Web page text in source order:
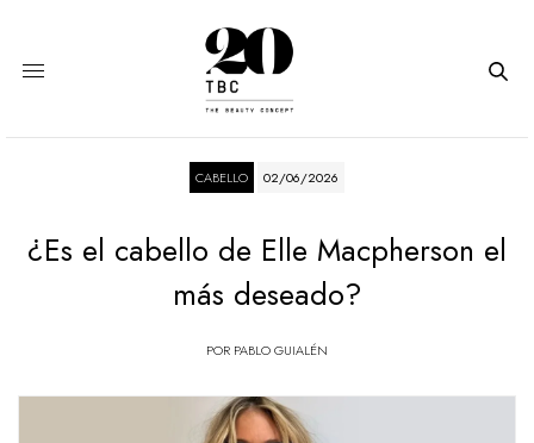
CABELLO 02/06/2026
¿Es el cabello de Elle Macpherson el
más deseado?
POR PABLO GUIALÉN